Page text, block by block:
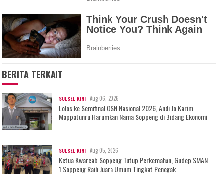
BERITA TERKAIT
SULSEL KINI Aug 06, 2026
Lolos ke Semifinal OSN Nasional 2026, Andi Jo Karim
Mappatunru Harumkan Nama Soppeng di Bidang Ekonomi
SULSEL KINI Aug 05, 2026
Ketua Kwarcab Soppeng Tutup Perkemahan, Gudep SMAN
1 Soppeng Raih Juara Umum Tingkat Penegak